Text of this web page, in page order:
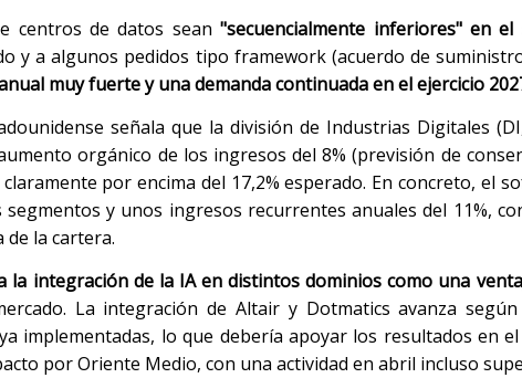
centros de datos sean"secuencialmente inferiores" en el
y a algunos pedidos tipo framework (acuerdo de
muy fuerte y una demanda continuada en el ejercicio
señala que la división de Industrias Digitales
orgánico de los ingresos del 8% (previsión de
por encima del 17,2% esperado. En concreto, el
y unos ingresos recurrentes anuales del 11%,
la cartera.
la integración de la IA en distintos dominios como una
La integración de Altair y Dotmatics avanza
implementadas, lo que debería apoyar los resultados en
por Oriente Medio, con una actividad en abril incluso